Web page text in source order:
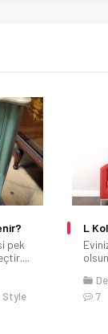
pek
Style
L
7